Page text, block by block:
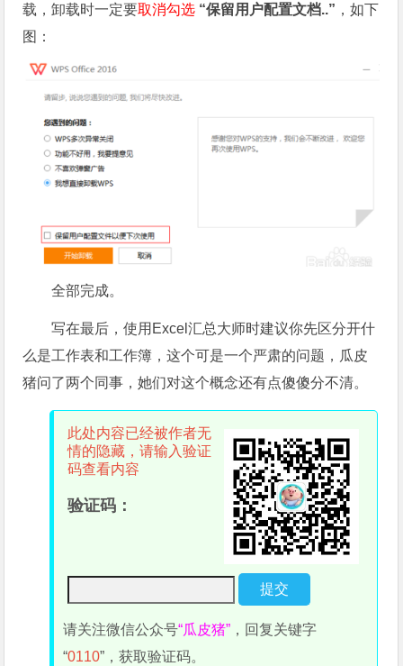
载，卸载时一定要取消勾选 “保留用户配置文档..” ，如下
图：
全部完成。
写在最后，使用Excel汇总大师时建议你先区分开什
么是工作表和工作簿，这个可是一个严肃的问题，瓜皮
猪问了两个同事，她们对这个概念还有点傻傻分不清。
此处内容已经被作者无
情的隐藏，请输入验证
码查看内容
验证码：
请关注微信公众号“瓜皮猪” ，回复关键字
“0110”，获取验证码。